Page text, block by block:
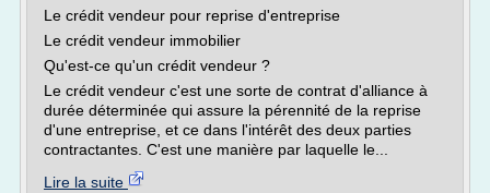
Le crédit vendeur pour reprise d'entreprise
Le crédit vendeur immobilier
Qu'est-ce qu'un crédit vendeur ?
Le crédit vendeur c'est une sorte de contrat d'alliance à
durée déterminée qui assure la pérennité de la reprise
d'une entreprise, et ce dans l'intérêt des deux parties
contractantes. C'est une manière par laquelle le...
Lire la suite